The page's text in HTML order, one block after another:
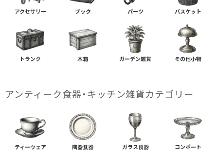
アクセサリー ブック パーツ バスケット
トランク 木箱 ガーデン雑貨 その他小物
アンティーク食器・キッチン雑貨カテゴリー
ティーウェア 陶器食器 ガラス食器 コンポート